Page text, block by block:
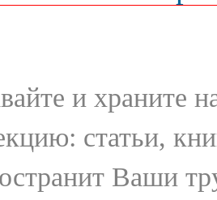
и храните
статьи,
Ваши